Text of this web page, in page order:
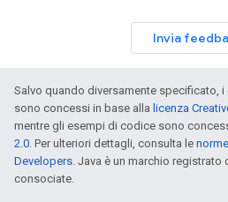
Invia
Salvo quando diversamente specificato,
sono concessi in base alla licenza
mentre gli esempi di codice sono
2.0. Per ulteriori dettagli, consulta le
Developers. Java è un marchio registrato
consociate.